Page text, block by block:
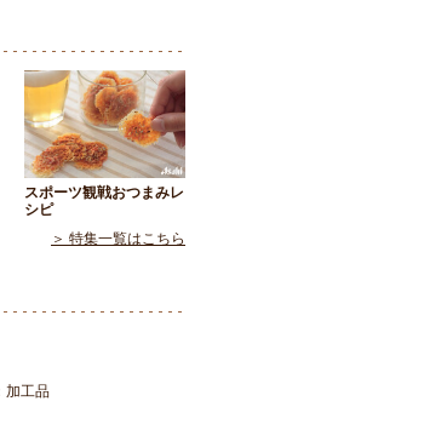
スポーツ観戦おつまみレ
シピ
＞ 特集一覧はこちら
加工品